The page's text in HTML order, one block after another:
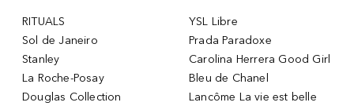
RITUALS
Sol de Janeiro
Stanley
La Roche-Posay
Douglas Collection
YSL Libre
Prada Paradoxe
Carolina Herrera Good Girl
Bleu de Chanel
Lancôme La vie est belle